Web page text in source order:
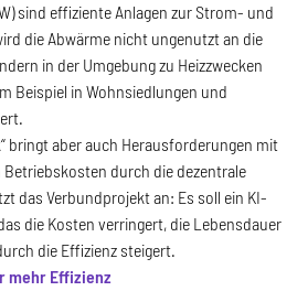
sind effiziente Anlagen zur Strom- und
die Abwärme nicht ungenutzt an die
in der Umgebung zu Heizzwecken
Beispiel in Wohnsiedlungen und
bringt aber auch Herausforderungen mit
Betriebskosten durch die dezentrale
das Verbundprojekt an: Es soll ein KI-
die Kosten verringert, die Lebensdauer
die Effizienz steigert.
mehr Effizienz